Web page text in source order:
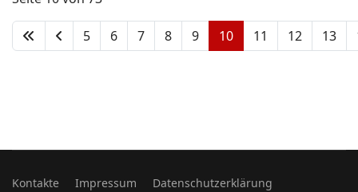
5 6 7 8 9 10 11 12 13
Kontakte Impressum Datenschutzerklärung